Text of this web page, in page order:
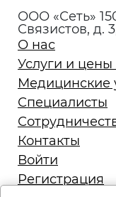
ООО «Сеть»
Связистов, д.
О нас
Услуги и
Медицинские
Специалисты
Контакты
Войти
Регистрация